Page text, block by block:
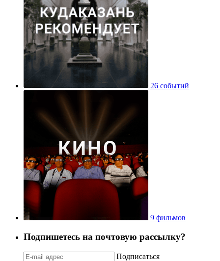
26 событий
9 фильмов
Подпишетесь на почтовую рассылку?
Подписаться